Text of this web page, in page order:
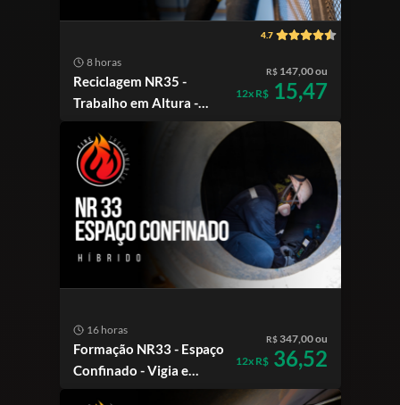
4.7
8 horas
Reciclagem NR35 -
Trabalho em Altura -
online
R$147,00 ou
12x R$15,47
16 horas
Formação NR33 - Espaço
Confinado - Vigia e
Trabalhador Autorizado
R$347,00 ou
12x R$36,52